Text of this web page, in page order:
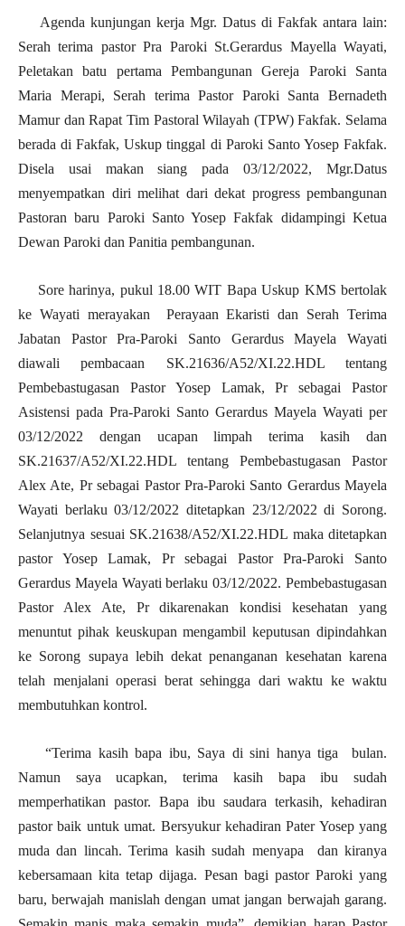
Agenda kunjungan kerja Mgr. Datus di Fakfak antara lain:
Serah terima pastor Pra Paroki St.Gerardus Mayella Wayati,
Peletakan batu pertama Pembangunan Gereja Paroki Santa
Maria Merapi, Serah terima Pastor Paroki Santa Bernadeth
Mamur dan Rapat Tim Pastoral Wilayah (TPW) Fakfak. Selama
berada di Fakfak, Uskup tinggal di Paroki Santo Yosep Fakfak.
Disela usai makan siang pada 03/12/2022, Mgr.Datus
menyempatkan diri melihat dari dekat progress pembangunan
Pastoran baru Paroki Santo Yosep Fakfak didampingi Ketua
Dewan Paroki dan Panitia pembangunan.
Sore harinya, pukul 18.00 WIT Bapa Uskup KMS bertolak
ke Wayati merayakan Perayaan Ekaristi dan Serah Terima
Jabatan Pastor Pra-Paroki Santo Gerardus Mayela Wayati
diawali pembacaan SK.21636/A52/XI.22.HDL tentang
Pembebastugasan Pastor Yosep Lamak, Pr sebagai Pastor
Asistensi pada Pra-Paroki Santo Gerardus Mayela Wayati per
03/12/2022 dengan ucapan limpah terima kasih dan
SK.21637/A52/XI.22.HDL tentang Pembebastugasan Pastor
Alex Ate, Pr sebagai Pastor Pra-Paroki Santo Gerardus Mayela
Wayati berlaku 03/12/2022 ditetapkan 23/12/2022 di Sorong.
Selanjutnya sesuai SK.21638/A52/XI.22.HDL maka ditetapkan
pastor Yosep Lamak, Pr sebagai Pastor Pra-Paroki Santo
Gerardus Mayela Wayati berlaku 03/12/2022. Pembebastugasan
Pastor Alex Ate, Pr dikarenakan kondisi kesehatan yang
menuntut pihak keuskupan mengambil keputusan dipindahkan
ke Sorong supaya lebih dekat penanganan kesehatan karena
telah menjalani operasi berat sehingga dari waktu ke waktu
membutuhkan kontrol.
“Terima kasih bapa ibu, Saya di sini hanya tiga bulan.
Namun saya ucapkan, terima kasih bapa ibu sudah
memperhatikan pastor. Bapa ibu saudara terkasih, kehadiran
pastor baik untuk umat. Bersyukur kehadiran Pater Yosep yang
muda dan lincah. Terima kasih sudah menyapa dan kiranya
kebersamaan kita tetap dijaga. Pesan bagi pastor Paroki yang
baru, berwajah manislah dengan umat jangan berwajah garang.